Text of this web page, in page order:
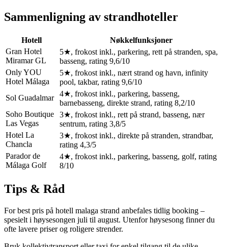
Sammenligning av strandhoteller
Hotell
Nøkkelfunksjoner
Gran Hotel
Miramar GL
5★, frokost inkl., parkering, rett på stranden, spa,
basseng, rating 9,6/10
Only YOU
Hotel Málaga
5★, frokost inkl., nært strand og havn, infinity
pool, takbar, rating 9,6/10
Sol Guadalmar
4★, frokost inkl., parkering, basseng,
barnebasseng, direkte strand, rating 8,2/10
Soho Boutique
Las Vegas
3★, frokost inkl., rett på strand, basseng, nær
sentrum, rating 3,8/5
Hotel La
Chancla
3★, frokost inkl., direkte på stranden, strandbar,
rating 4,3/5
Parador de
Málaga Golf
4★, frokost inkl., parkering, basseng, golf, rating
8/10
Tips & Råd
For best pris på hotell malaga strand anbefales tidlig booking –
spesielt i høysesongen juli til august. Utenfor høysesong finner du
ofte lavere priser og roligere strender.